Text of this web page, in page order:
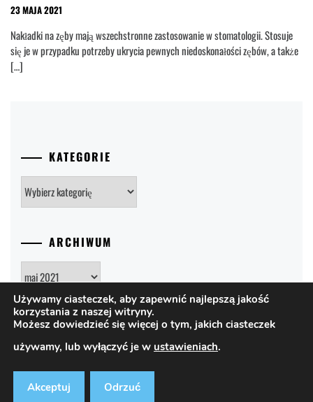
23 MAJA 2021
Nakładki na zęby mają wszechstronne zastosowanie w stomatologii. Stosuje
się je w przypadku potrzeby ukrycia pewnych niedoskonałości zębów, a także
[…]
KATEGORIE
ARCHIWUM
PRAWA AUTORSKIE © WSZELKIE PRAWA ZASTRZEŻONE.
REDAKCJA@ARTODONTO.PL|
Używamy ciasteczek, aby zapewnić najlepszą jakość
korzystania z naszej witryny.
Możesz dowiedzieć się więcej o tym, jakich ciasteczek
używamy, lub wyłączyć je w ustawieniach.
Akceptuj Odrzuć